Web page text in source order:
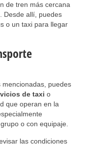
de tren más cercana
Desde allí, puedes
o un taxi para llegar
puedes
de taxi o
que operan en la
o con equipaje.
las condiciones